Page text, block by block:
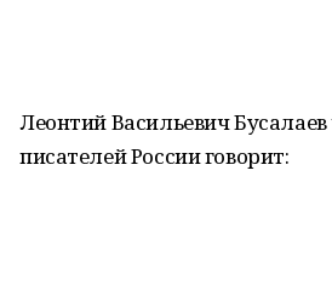
Леонтий Васильевич
писателей России говорит: